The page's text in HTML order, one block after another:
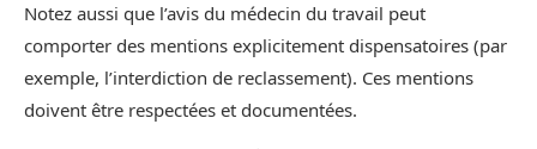
Notez aussi que l’avis du médecin du travail peut
comporter des mentions explicitement dispensatoires (par
exemple, l’interdiction de reclassement). Ces mentions
doivent être respectées et documentées.